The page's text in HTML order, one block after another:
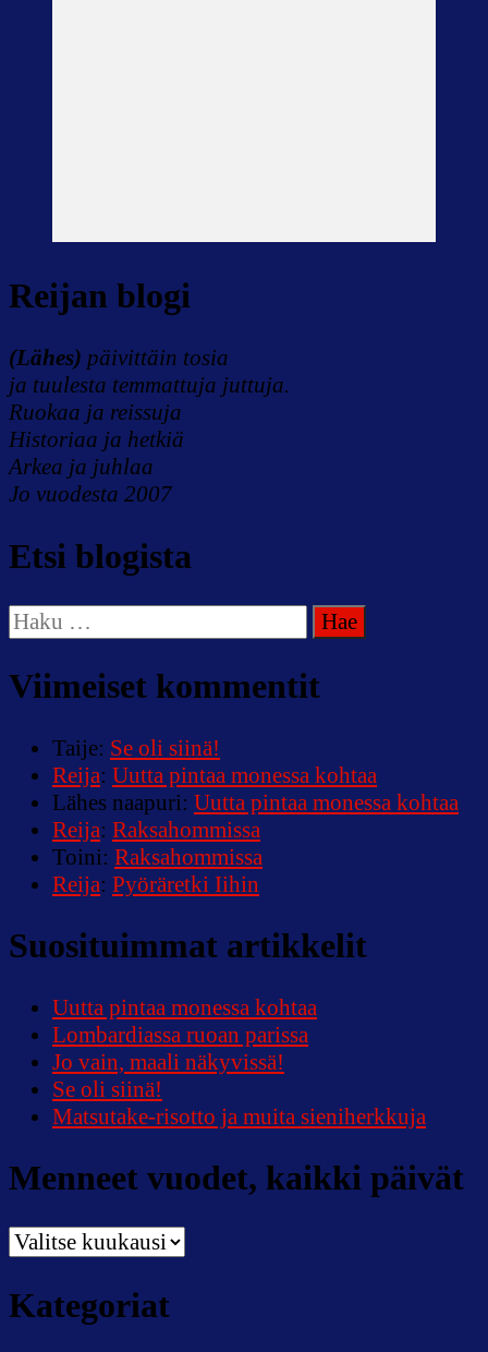
Reijan blogi
(Lähes) päivittäin tosia
ja tuulesta temmattuja juttuja.
Ruokaa ja reissuja
Historiaa ja hetkiä
Arkea ja juhlaa
Jo vuodesta 2007
Etsi blogista
Haku:
Viimeiset kommentit
Taije: Se oli siinä!
Reija: Uutta pintaa monessa kohtaa
Lähes naapuri: Uutta pintaa monessa kohtaa
Reija: Raksahommissa
Toini: Raksahommissa
Reija: Pyöräretki Iihin
Suosituimmat artikkelit
Uutta pintaa monessa kohtaa
Lombardiassa ruoan parissa
Jo vain, maali näkyvissä!
Se oli siinä!
Matsutake-risotto ja muita sieniherkkuja
Menneet vuodet, kaikki päivät
Menneet
kaikki
päivät
Kategoriat